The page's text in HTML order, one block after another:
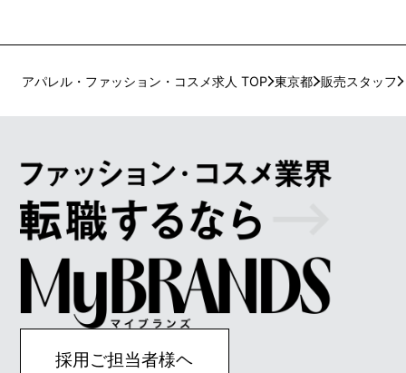
アパレル・ファッション・コスメ求人 TOP 東京都 販売スタッフ
採用ご担当者様ヘ